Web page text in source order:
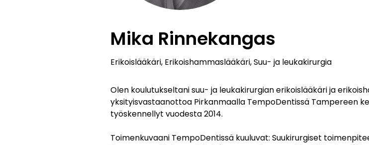
Mika Rinnekangas
Erikoislääkäri, Erikoishammaslääkäri, Suu- ja leukakirurgia
Olen koulutukseltani suu- ja leukakirurgian erikoislääkäri ja
yksityisvastaanottoa Pirkanmaalla TempoDentissä Tampereen
työskennellyt vuodesta 2014.
Toimenkuvaani TempoDentissä kuuluvat: Suukirurgiset